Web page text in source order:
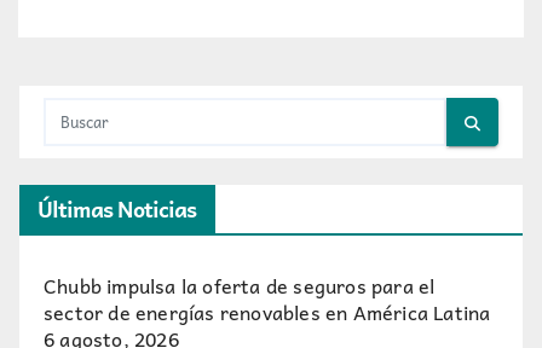
Últimas Noticias
Chubb impulsa la oferta de seguros para el
sector de energías renovables en América Latina
6 agosto, 2026